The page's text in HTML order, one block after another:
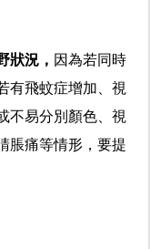
狀況， 因為若同時
有飛蚊症增加、視
不易分別顏色、視
脹痛等情形，要提